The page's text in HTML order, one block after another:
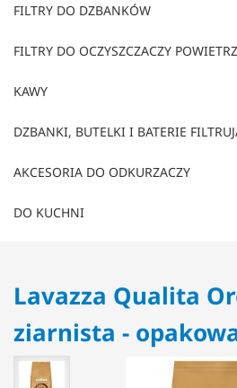
FILTRY DO DZBANKÓW
FILTRY DO OCZYSZCZACZY
KAWY
DZBANKI, BUTELKI I BATERIE
AKCESORIA DO ODKURZACZY
DO KUCHNI
Lavazza Qualita
ziarnista -